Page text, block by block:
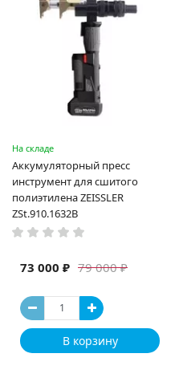
На складе
Аккумуляторный пресс
инструмент для сшитого
полиэтилена ZEISSLER
ZSt.910.1632B
79 000 ₽
73 000 ₽
В корзину